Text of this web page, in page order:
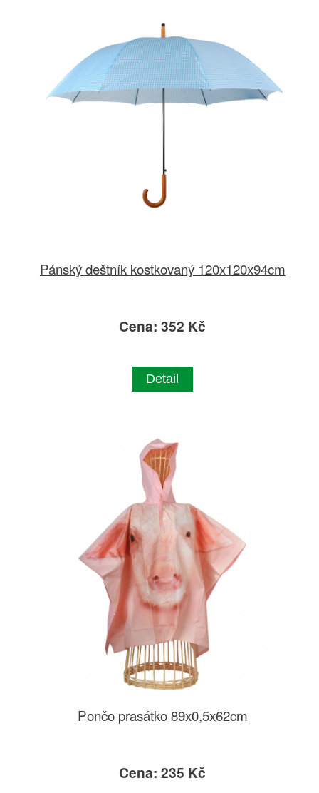
Pánský deštník kostkovaný 120x120x94cm
Cena: 352 Kč
Detail
Pončo prasátko 89x0,5x62cm
Cena: 235 Kč